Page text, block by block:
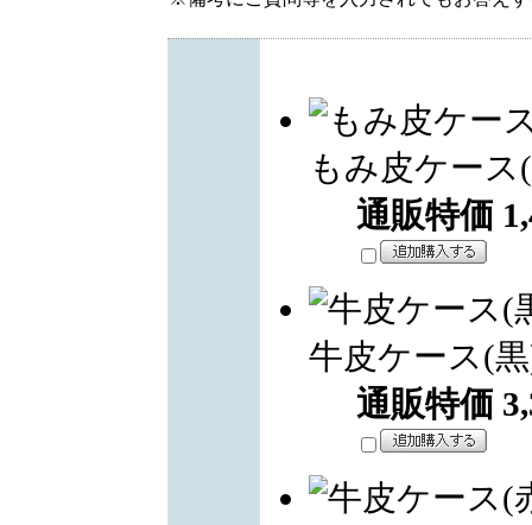
もみ皮ケース
通販特価
牛皮ケース(
通販特価